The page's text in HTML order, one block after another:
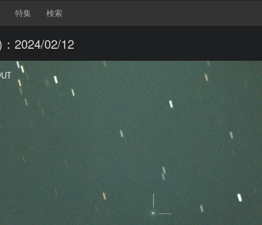
特集 検索
2024/02/12